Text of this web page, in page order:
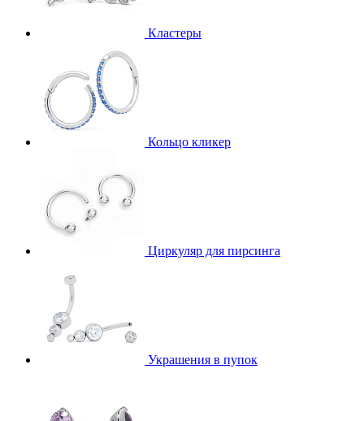
Кластеры
Кольцо кликер
Циркуляр для пирсинга
Украшения в пупок